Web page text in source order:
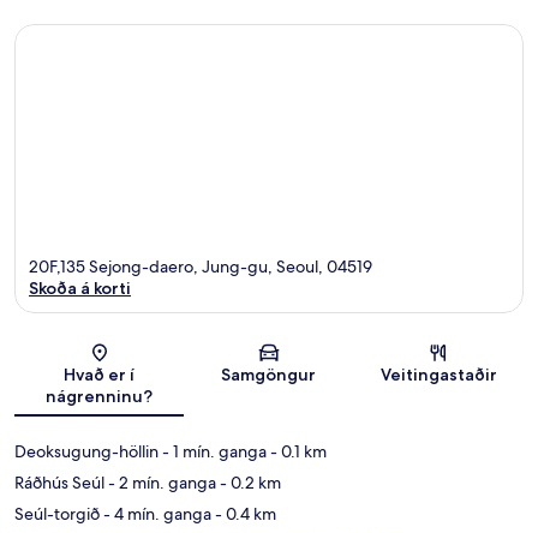
Kort
20F,135 Sejong-daero, Jung-gu, Seoul, 04519
Skoða á korti
Hvað er í
nágrenninu?
Samgöngur Veitingastaðir
Deoksugung-höllin- 1 mín. ganga- 0.1 km
Ráðhús Seúl- 2 mín. ganga- 0.2 km
Seúl-torgið- 4 mín. ganga- 0.4 km